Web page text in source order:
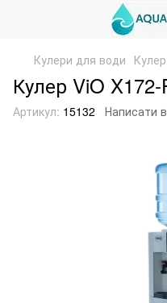
Кулери для води
Кулер ViO
Артикул: 15132 Написати